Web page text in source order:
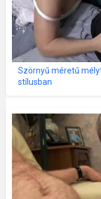
Szörnyű méretű
stílusban